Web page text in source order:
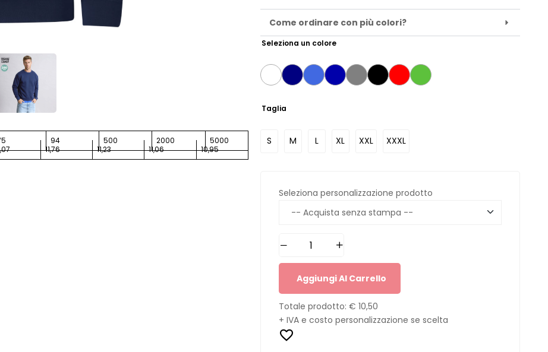
94 500 2000 5000
11,76 11,23 11,06 10,95
Come ordinare con più colori?
Seleziona un colore
Taglia
S M L XL XXL XXXL
Seleziona personalizzazione prodotto
Aggiungi Al Carrello
Totale prodotto: € 10,50
+ IVA e costo personalizzazione se scelta